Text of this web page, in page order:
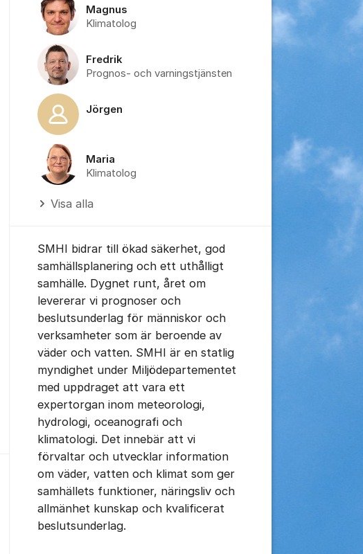
Magnus
Klimatolog
Fredrik
Prognos- och varningstjänsten
Jörgen
Maria
Klimatolog
Visa alla
SMHI bidrar till ökad säkerhet, god
samhällsplanering och ett uthålligt
samhälle. Dygnet runt, året om
levererar vi prognoser och
beslutsunderlag för människor och
verksamheter som är beroende av
väder och vatten. SMHI är en statlig
myndighet under Miljödepartementet
med uppdraget att vara ett
expertorgan inom meteorologi,
hydrologi, oceanografi och
klimatologi. Det innebär att vi
förvaltar och utvecklar information
om väder, vatten och klimat som ger
samhällets funktioner, näringsliv och
allmänhet kunskap och kvalificerat
beslutsunderlag.